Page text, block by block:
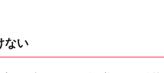
ない